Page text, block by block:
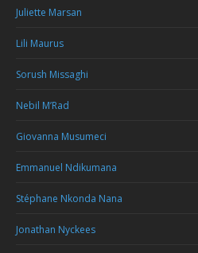
Juliette Marsan
Lili Maurus
Sorush Missaghi
Nebil M’Rad
Giovanna Musumeci
Emmanuel Ndikumana
Stéphane Nkonda Nana
Jonathan Nyckees